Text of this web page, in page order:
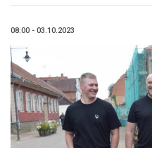
08:00 - 03.10.2023